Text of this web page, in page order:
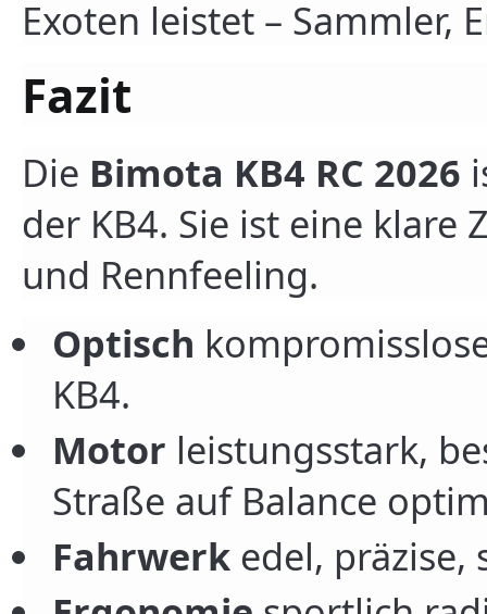
Exoten leistet – Sammler,
Fazit
Die Bimota KB4 RC 2026
der KB4. Sie ist eine
und Rennfeeling.
Optisch
KB4.
Motor leistungsstark,
Straße auf Balance
Fahrwerkedel, präzise,